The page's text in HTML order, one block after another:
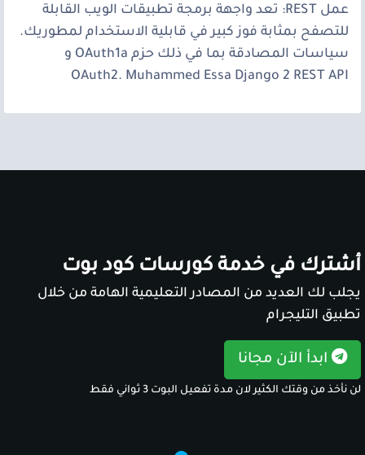
عمل REST: تعد واجهة برمجة تطبيقات الويب القابلة
للتصفح بمثابة فوز كبير في قابلية الاستخدام لمطوريك.
سياسات المصادقة بما في ذلك حزم OAuth1a و
OAuth2. Muhammed Essa Django 2 REST API
أشترك في خدمة كورسات كود بوت
يجلب لك العديد من المصادر التعليمية الهامة من خلال
تطبيق التليجرام
ابدأ الآن مجانا
لن نأخذ من وقتك الكثير لان مدة تفعيل البوت 3 ثواني فقط